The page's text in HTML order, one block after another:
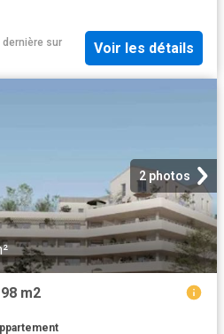
sur
Voir les détails
2 photos
m2